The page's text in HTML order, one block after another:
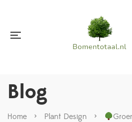
Blog
Home > Plant Design >